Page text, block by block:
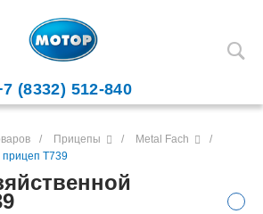
(8332) 512-840
/ Прицепы / Metal Fach
/
прицеп T739